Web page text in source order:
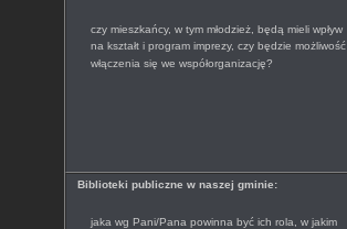
czy mieszkańcy, w tym młodzież, będą mieli wpływ
na kształt i program imprezy, czy będzie możliwość
włączenia się we współorganizację?
Biblioteki publiczne w naszej gminie:
jaka wg Pani/Pana powinna być ich rola, w jakim